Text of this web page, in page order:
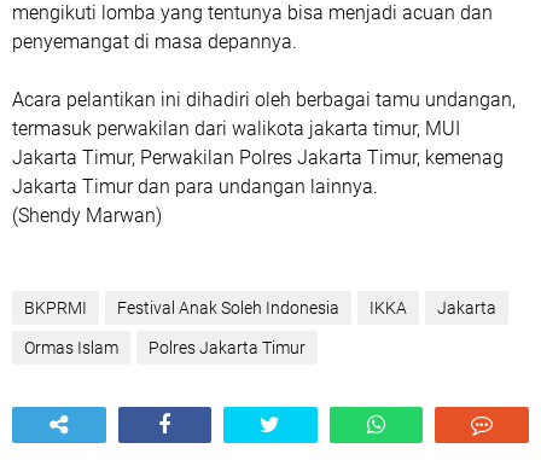
mengikuti lomba yang tentunya bisa menjadi acuan dan
penyemangat di masa depannya.
Acara pelantikan ini dihadiri oleh berbagai tamu undangan,
termasuk perwakilan dari walikota jakarta timur, MUI
Jakarta Timur, Perwakilan Polres Jakarta Timur, kemenag
Jakarta Timur dan para undangan lainnya.
(Shendy Marwan)
BKPRMI Festival Anak Soleh Indonesia IKKA Jakarta
Ormas Islam Polres Jakarta Timur